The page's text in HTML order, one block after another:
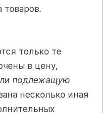
товаров.
только те
в цену,
подлежащую
несколько иная